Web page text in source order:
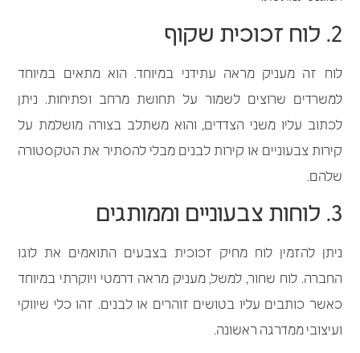
2. לוח זכוכית שקוף
לוח זה מעניק מראה עתידני במיוחד. הוא מתאים במיוחד
למשרדים שרוצים לשמור על תחושת מרחב ופתיחות. ניתן
לכתוב עליו משני הצדדים, והוא משתלב בצורה מושלמת על
קירות צבעוניים או קירות לבנים מבלי להסתיר את הטקסטורה
שלהם.
3. לוחות צבעוניים וממותגים
ניתן להזמין לוח מחיק זכוכית בצבעים התואמים את לוגו
החברה. לוח שחור, למשל, מעניק מראה דרמטי ויוקרתי במיוחד
כאשר כותבים עליו בטושים זוהרים או לבנים. זהו כלי שיווקי
ועיצובי ממדרגה ראשונה.